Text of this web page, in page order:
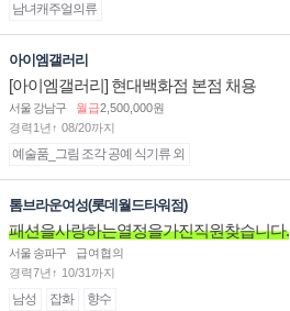
남녀캐주얼의류
아이엠갤러리
[아이엠갤러리] 현대백화점 본점 채용
서울 강남구 월급2,500,000원
경력1년↑ 08/20까지
예술품_그림 조각 공예 식기류 외
톰브라운여성(롯데월드타워점)
패션을사랑하는열정을가진직원찾습니다.
서울 송파구
급여협의
경력7년↑ 10/31까지
남성 잡화 향수